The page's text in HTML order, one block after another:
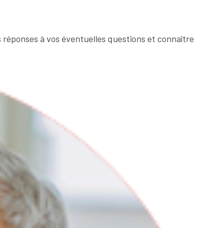
à vos éventuelles questions et connaître